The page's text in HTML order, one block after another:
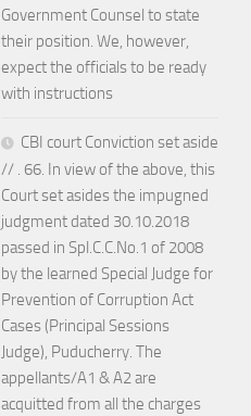
Government Counsel to state
their position. We, however,
expect the officials to be ready
with instructions
CBI court Conviction set aside
// . 66. In view of the above, this
Court set asides the impugned
judgment dated 30.10.2018
passed in Spl.C.C.No.1 of 2008
by the learned Special Judge for
Prevention of Corruption Act
Cases (Principal Sessions
Judge), Puducherry. The
appellants/A1 & A2 are
acquitted from all the charges